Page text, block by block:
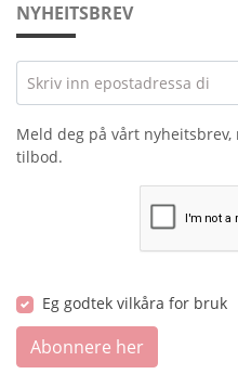
NYHEITSBREV
Skriv inn epostadressa di
Meld deg på vårt
tilbod.
Eg godtek vilkåra for bruk
Abonnere her